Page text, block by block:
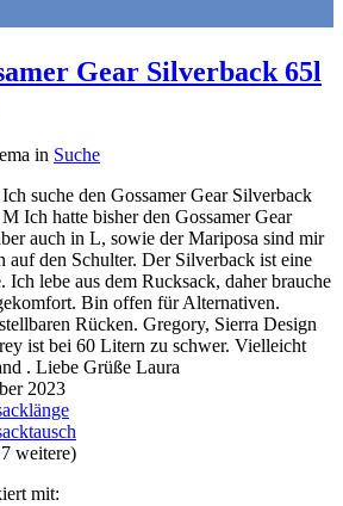
Gear Silverback 65l
in Suche
suche den Gossamer Gear Silverback
Ich hatte bisher den Gossamer Gear
auch in L, sowie der Mariposa sind mir
auf den Schulter. Der Silverback ist eine
Ich lebe aus dem Rucksack, daher brauche
Bin offen für Alternativen.
Rücken. Gregory, Sierra Design
ist bei 60 Litern zu schwer. Vielleicht
. Liebe Grüße Laura
2023
weitere)
mit: